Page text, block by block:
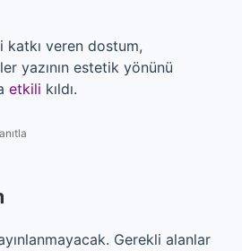
katkı veren dostum,
yazının estetik yönünü
etkili kıldı.
Gerekli alanlar